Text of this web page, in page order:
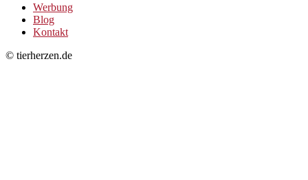
Werbung
Blog
Kontakt
© tierherzen.de